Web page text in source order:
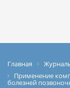
Главная
Применение
болезней